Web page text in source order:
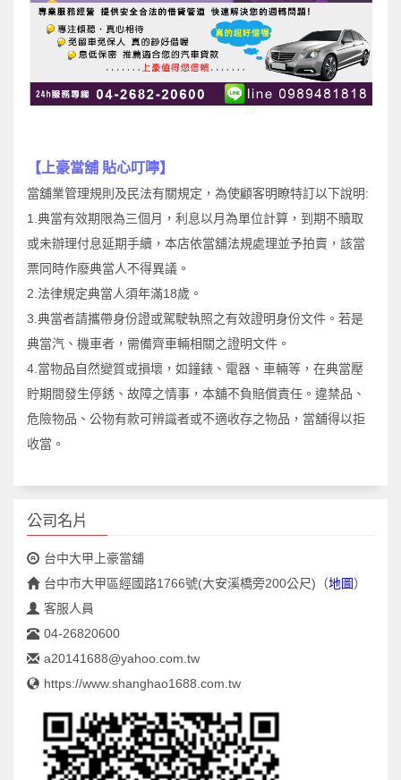
【上豪當舖 貼心叮嚀】
當舖業管理規則及民法有關規定，為使顧客明瞭特訂以下說明:
1.典當有效期限為三個月，利息以月為單位計算，到期不贖取
或未辦理付息延期手續，本店依當舖法規處理並予拍賣，該當
票同時作廢典當人不得異議。
2.法律規定典當人須年滿18歲。
3.典當者請攜帶身份證或駕駛執照之有效證明身份文件。若是
典當汽、機車者，需備齊車輛相關之證明文件。
4.當物品自然變質或損壞，如鐘錶、電器、車輛等，在典當壓
貯期間發生停銹、故障之情事，本舖不負賠償責任。違禁品、
危險物品、公物有款可辨識者或不適收存之物品，當舖得以拒
收當。
公司名片
台中大甲上豪當舖
台中市大甲區經國路1766號(大安溪橋旁200公尺) （地圖）
客服人員
04-26820600
a20141688@yahoo.com.tw
https://www.shanghao1688.com.tw